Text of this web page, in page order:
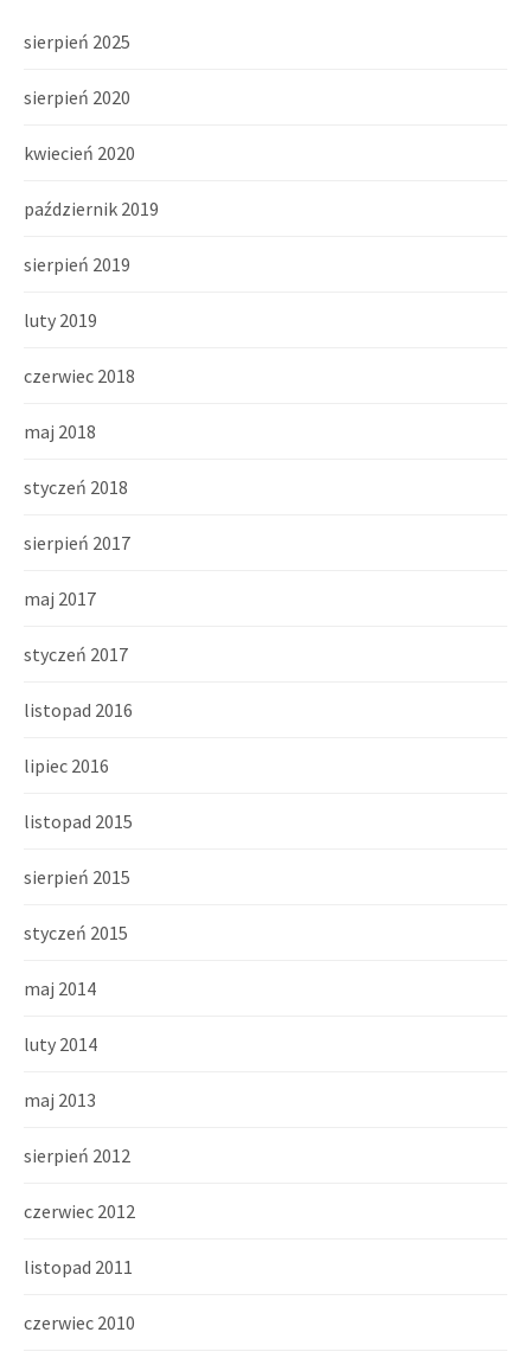
sierpień 2025
sierpień 2020
kwiecień 2020
październik 2019
sierpień 2019
luty 2019
czerwiec 2018
maj 2018
styczeń 2018
sierpień 2017
maj 2017
styczeń 2017
listopad 2016
lipiec 2016
listopad 2015
sierpień 2015
styczeń 2015
maj 2014
luty 2014
maj 2013
sierpień 2012
czerwiec 2012
listopad 2011
czerwiec 2010